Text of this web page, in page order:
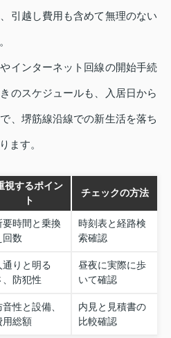
引越し費用も含めて無理のない
インターネット回線の開始手続
のスケジュールも、入居日から
、堺筋線沿線での新生活を落ち
ます。
視するポイン
ト
チェックの方法
要時間と乗換
回数
時刻表と経路検
索確認
通りと明る
、防犯性
昼夜に実際に歩
いて確認
音性と設備、
用総額
内見と見積書の
比較確認